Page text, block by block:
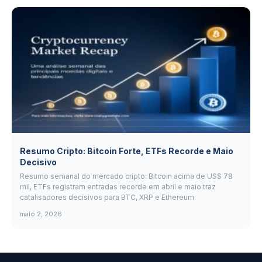
Resumo Cripto: Bitcoin Forte, ETFs Recorde e Maio
Decisivo
Resumo semanal do mercado cripto: Bitcoin acima de US$ 78
mil, ETFs registram entradas recorde em abril e maio traz
catalisadores decisivos para BTC, XRP e Ethereum.
maio 2, 2026